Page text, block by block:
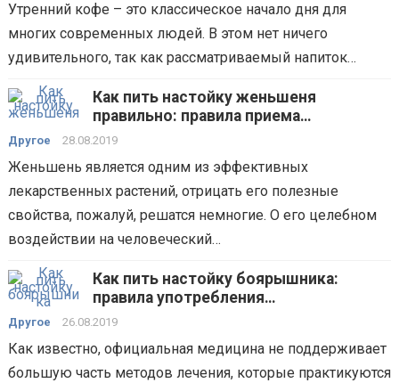
Утренний кофе – это классическое начало дня для
многих современных людей. В этом нет ничего
удивительного, так как рассматриваемый напиток…
Как пить настойку женьшеня
правильно: правила приема
эффективного народного средства
Другое 28.08.2019
Женьшень является одним из эффективных
лекарственных растений, отрицать его полезные
свойства, пожалуй, решатся немногие. О его целебном
воздействии на человеческий…
Как пить настойку боярышника:
правила употребления
лекарственного средства
Другое 26.08.2019
Как известно, официальная медицина не поддерживает
большую часть методов лечения, которые практикуются